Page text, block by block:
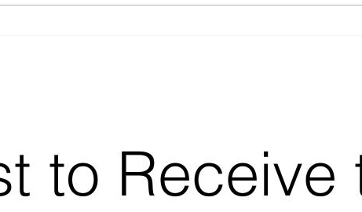
to Receive